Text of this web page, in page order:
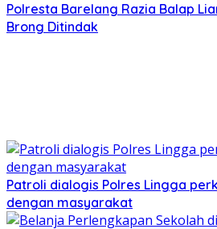
Polresta Barelang Razia Balap
Brong Ditindak
Patroli dialogis Polres Lingga
dengan masyarakat